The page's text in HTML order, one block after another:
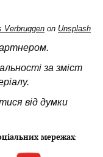
Verbruggen on Unsplash
за зміст
від думки
мережах: